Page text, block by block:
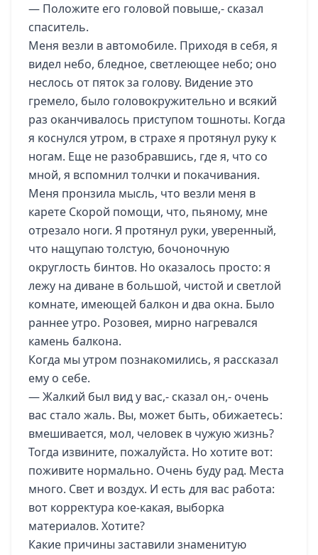
— Положите его головой повыше,- сказал
спаситель.
Меня везли в автомобиле. Приходя в себя, я
видел небо, бледное, светлеющее небо; оно
неслось от пяток за голову. Видение это
гремело, было головокружительно и всякий
раз оканчивалось приступом тошноты. Когда
я коснулся утром, в страхе я протянул руку к
ногам. Еще не разобравшись, где я, что со
мной, я вспомнил толчки и покачивания.
Меня пронзила мысль, что везли меня в
карете Скорой помощи, что, пьяному, мне
отрезало ноги. Я протянул руки, уверенный,
что нащупаю толстую, бочоночную
округлость бинтов. Но оказалось просто: я
лежу на диване в большой, чистой и светлой
комнате, имеющей балкон и два окна. Было
раннее утро. Розовея, мирно нагревался
камень балкона.
Когда мы утром познакомились, я рассказал
ему о себе.
— Жалкий был вид у вас,- сказал он,- очень
вас стало жаль. Вы, может быть, обижаетесь:
вмешивается, мол, человек в чужую жизнь?
Тогда извините, пожалуйста. Но хотите вот:
поживите нормально. Очень буду рад. Места
много. Свет и воздух. И есть для вас работа:
вот корректура кое-какая, выборка
материалов. Хотите?
Какие причины заставили знаменитую